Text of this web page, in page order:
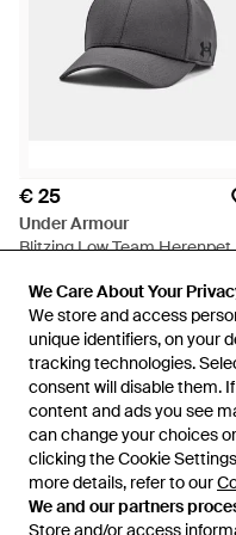
We Care About Your
We store and access
unique identifiers, on your
tracking technologies.
consent will disable them.
content and ads you see
can change your choices
clicking the Cookie
more details, refer to our
We and our partners
Store and/or access
We Care About Your
We store and access
unique identifiers, on your
tracking technologies.
consent will disable them.
content and ads you see
can change your choices
clicking the Cookie
more details, refer to our
We and our partners
Store and/or access
€ 25
Under Armour
Blitzing Low Team Herenpet
Grijs